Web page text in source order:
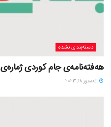
دسته‌بندی نشده
هەفتەنامەی جام کوردی ژمارەی 328
ته‌مموز 18, 2023